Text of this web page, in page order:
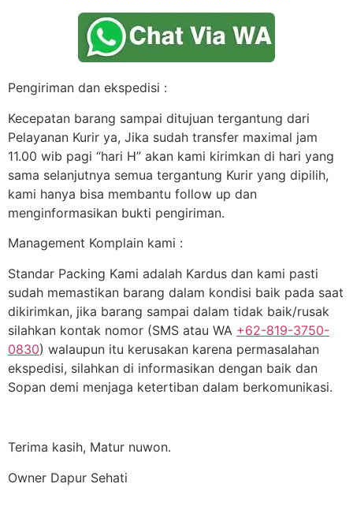
Pengiriman dan ekspedisi :
Kecepatan barang sampai ditujuan tergantung dari
Pelayanan Kurir ya, Jika sudah transfer maximal jam
11.00 wib pagi “hari H” akan kami kirimkan di hari yang
sama selanjutnya semua tergantung Kurir yang dipilih,
kami hanya bisa membantu follow up dan
menginformasikan bukti pengiriman.
Management Komplain kami :
Standar Packing Kami adalah Kardus dan kami pasti
sudah memastikan barang dalam kondisi baik pada saat
dikirimkan, jika barang sampai dalam tidak baik/rusak
silahkan kontak nomor (SMS atau WA +62-819-3750-
0830) walaupun itu kerusakan karena permasalahan
ekspedisi, silahkan di informasikan dengan baik dan
Sopan demi menjaga ketertiban dalam berkomunikasi.
Terima kasih, Matur nuwon.
Owner Dapur Sehati